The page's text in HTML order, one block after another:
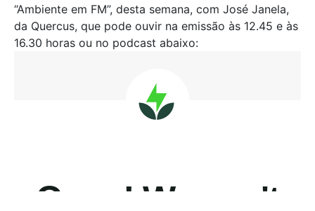
“Ambiente em FM”, desta semana, com José Janela,
da Quercus, que pode ouvir na emissão às 12.45 e às
16.30 horas ou no podcast abaixo: